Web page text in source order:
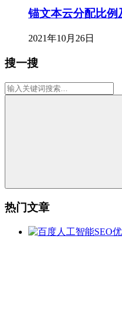
锚文本云分配比例
2021年10月26日
搜一搜
热门文章